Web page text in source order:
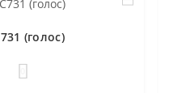
(голос)